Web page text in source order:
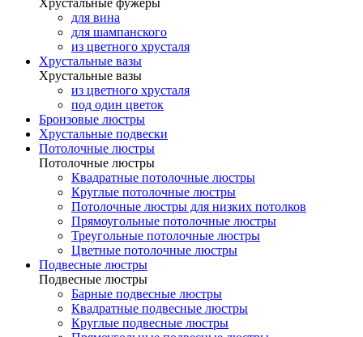
Хрустальные фужеры
для вина
для шампанского
из цветного хрусталя
Хрустальные вазы
Хрустальные вазы
из цветного хрусталя
под один цветок
Бронзовые люстры
Хрустальные подвески
Потолочные люстры
Потолочные люстры
Квадратные потолочные люстры
Круглые потолочные люстры
Потолочные люстры для низких потолков
Прямоугольные потолочные люстры
Треугольные потолочные люстры
Цветные потолочные люстры
Подвесные люстры
Подвесные люстры
Барные подвесные люстры
Квадратные подвесные люстры
Круглые подвесные люстры